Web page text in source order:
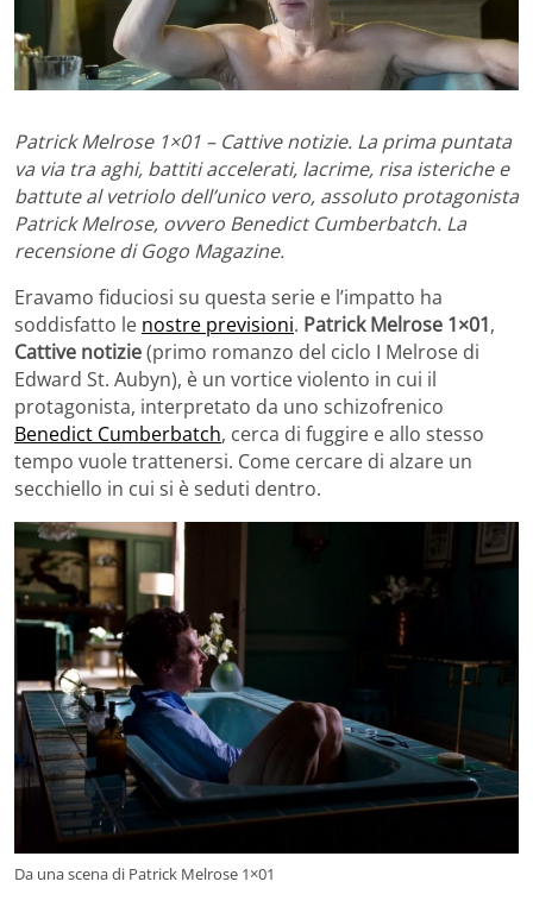
Patrick Melrose 1×01 – Cattive notizie. La prima puntata
va via tra aghi, battiti accelerati, lacrime, risa isteriche e
battute al vetriolo dell’unico vero, assoluto protagonista
Patrick Melrose, ovvero Benedict Cumberbatch. La
recensione di Gogo Magazine.
Eravamo fiduciosi su questa serie e l’impatto ha
soddisfatto le nostre previsioni. Patrick Melrose 1×01,
Cattive notizie(primo romanzo del ciclo I Melrose di
Edward St. Aubyn), è un vortice violento in cui il
protagonista, interpretato da uno schizofrenico
Benedict Cumberbatch, cerca di fuggire e allo stesso
tempo vuole trattenersi. Come cercare di alzare un
secchiello in cui si è seduti dentro.
Da una scena di Patrick Melrose 1×01